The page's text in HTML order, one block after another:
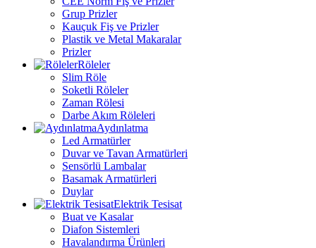
Grup Prizler
Kauçuk Fiş ve Prizler
Plastik ve Metal Makaralar
Prizler
Röleler
Slim Röle
Soketli Röleler
Zaman Rölesi
Darbe Akım Röleleri
Aydınlatma
Led Armatürler
Duvar ve Tavan Armatürleri
Sensörlü Lambalar
Basamak Armatürleri
Duylar
Elektrik Tesisat
Buat ve Kasalar
Diafon Sistemleri
Havalandırma Ürünleri